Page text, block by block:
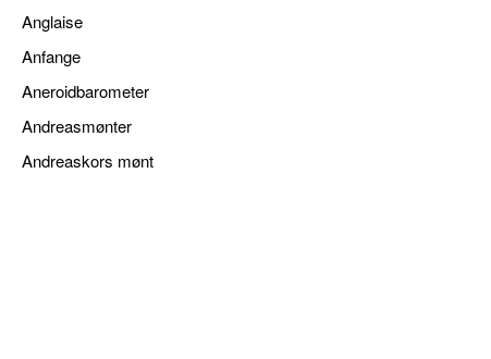
Anglaise
Anfange
Aneroidbarometer
Andreasmønter
Andreaskors mønt